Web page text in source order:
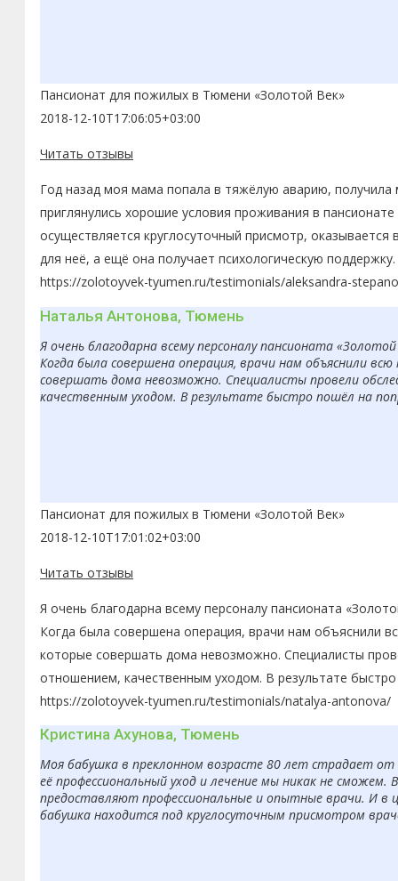
Пансионат для пожилых в Тюмени «Золотой Век»
2018-12-10T17:06:05+03:00
Читать отзывы
Год назад моя мама попала в тяжёлую аварию,
приглянулись хорошие условия проживания в
осуществляется круглосуточный присмотр,
для неё, а ещё она получает психологическую
https://zolotoyvek-tyumen.ru/testimonials/aleksandra-
Наталья Антонова, Тюмень
Я очень благодарна всему персоналу пансионата
Когда была совершена операция, врачи нам объяснили
совершать дома невозможно. Специалисты провели
качественным уходом. В результате быстро пошёл на
Пансионат для пожилых в Тюмени «Золотой Век»
2018-12-10T17:01:02+03:00
Читать отзывы
Я очень благодарна всему персоналу пансионата
Когда была совершена операция, врачи нам объяснили
которые совершать дома невозможно. Специалисты
отношением, качественным уходом. В результате
https://zolotoyvek-tyumen.ru/testimonials/natalya-antonova/
Кристина Ахунова, Тюмень
Моя бабушка в преклонном возрасте 80 лет страдает от
её профессиональный уход и лечение мы никак не
предоставляют профессиональные и опытные врачи. И в
бабушка находится под круглосуточным присмотром